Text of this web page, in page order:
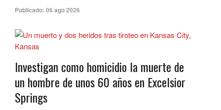
Publicado: 06 ago 2026
Investigan como homicidio la muerte de
un hombre de unos 60 años en Excelsior
Springs